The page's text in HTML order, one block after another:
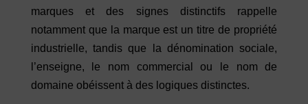
marques et des signes distinctifs rappelle
notamment que la marque est un titre de propriété
industrielle, tandis que la dénomination sociale,
l’enseigne, le nom commercial ou le nom de
domaine obéissent à des logiques distinctes.